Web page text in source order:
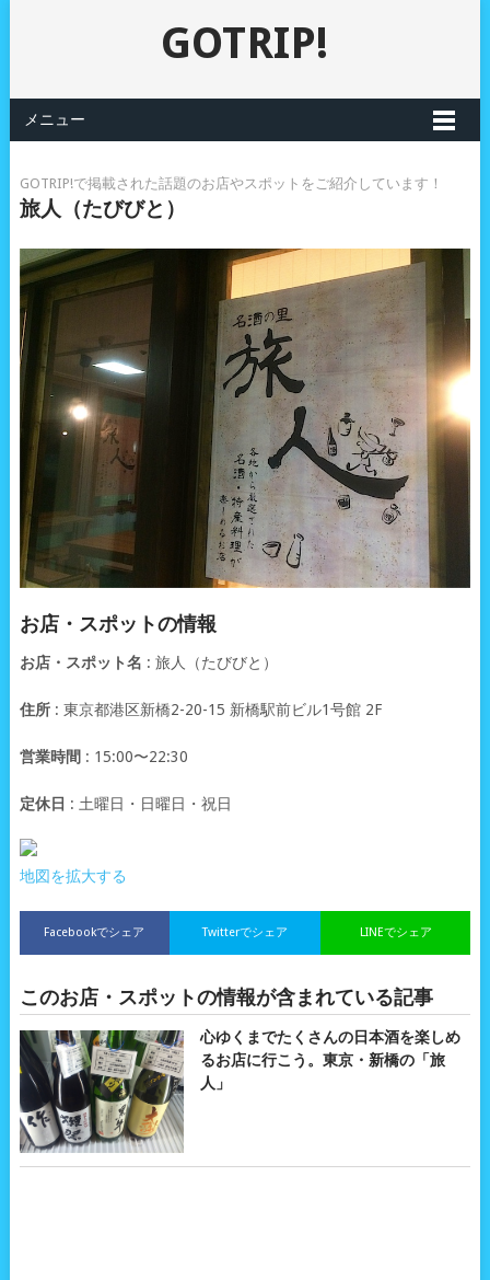
GOTRIP!
メニュー
GOTRIP!で掲載された話題のお店やスポットをご紹介しています！
旅人（たびびと）
お店・スポットの情報
お店・スポット名 : 旅人（たびびと）
住所: 東京都港区新橋2-20-15 新橋駅前ビル1号館 2F
営業時間 : 15:00〜22:30
定休日 : 土曜日・日曜日・祝日
地図を拡大する
Facebookでシェア LINEでシェア
Twitterでシェア
このお店・スポットの情報が含まれている記事
心ゆくまでたくさんの日本酒を楽しめ
るお店に行こう。東京・新橋の「旅
人」